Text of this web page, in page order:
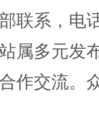
联系，电
属多元发
作交流。